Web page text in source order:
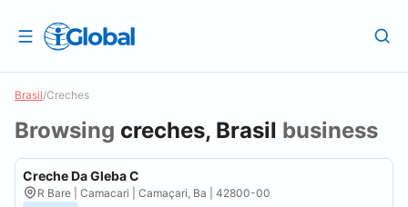
Brasil/Creches
Browsing creches, Brasil business
Creche Da Gleba C
R Bare | Camacari | Camaçari, Ba | 42800-00